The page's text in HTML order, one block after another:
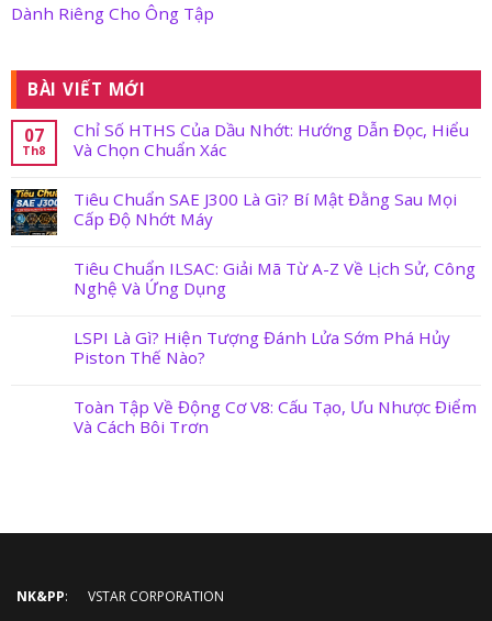
Dành Riêng Cho Ông Tập
BÀI VIẾT MỚI
07
Th8
Chỉ Số HTHS Của Dầu Nhớt: Hướng Dẫn Đọc, Hiểu
Và Chọn Chuẩn Xác
Tiêu Chuẩn SAE J300 Là Gì? Bí Mật Đằng Sau Mọi
Cấp Độ Nhớt Máy
Tiêu Chuẩn ILSAC: Giải Mã Từ A-Z Về Lịch Sử, Công
Nghệ Và Ứng Dụng
LSPI Là Gì? Hiện Tượng Đánh Lửa Sớm Phá Hủy
Piston Thế Nào?
Toàn Tập Về Động Cơ V8: Cấu Tạo, Ưu Nhược Điểm
Và Cách Bôi Trơn
NK&PP: VSTAR CORPORATION